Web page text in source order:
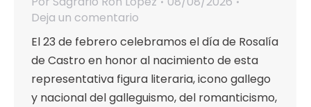
Deja un comentario
El 23 de febrero celebramos el día de Rosalía
de Castro en honor al nacimiento de esta
representativa figura literaria, icono gallego
y nacional del galleguismo, del romanticismo,